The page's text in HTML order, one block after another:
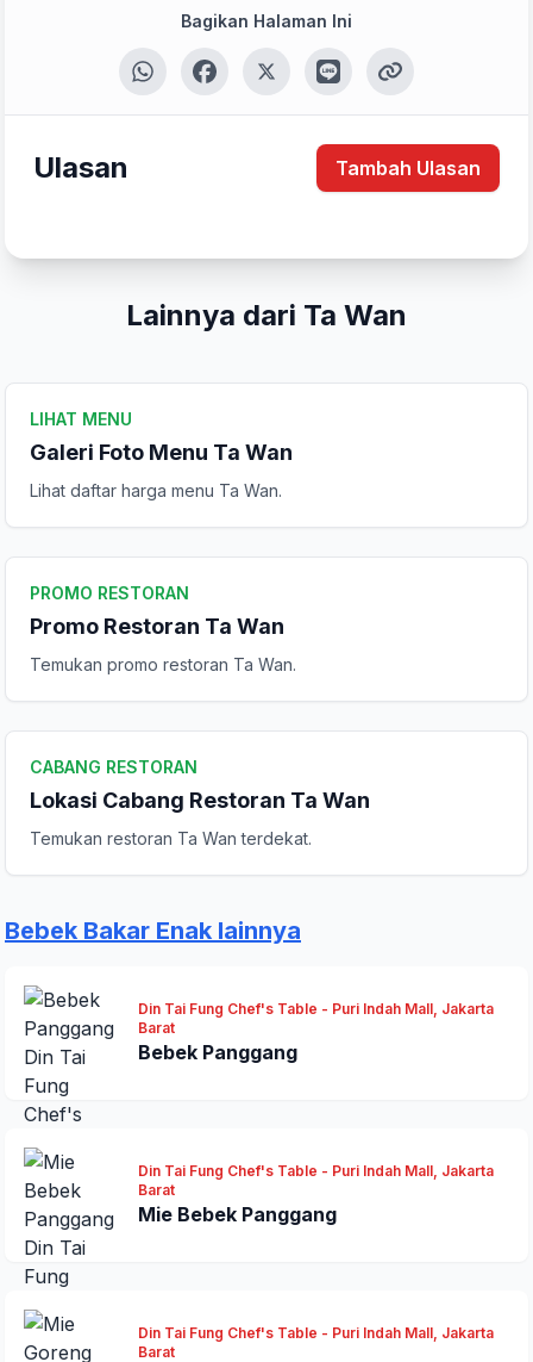
Bagikan Halaman Ini
Ulasan Tambah Ulasan
Lainnya dari Ta Wan
LIHAT MENU
Galeri Foto Menu Ta Wan
Lihat daftar harga menu Ta Wan.
PROMO RESTORAN
Promo Restoran Ta Wan
Temukan promo restoran Ta Wan.
CABANG RESTORAN
Lokasi Cabang Restoran Ta Wan
Temukan restoran Ta Wan terdekat.
Bebek Bakar Enak lainnya
Din Tai Fung Chef's Table - Puri Indah Mall, Jakarta
Barat
Bebek Panggang
Din Tai Fung Chef's Table - Puri Indah Mall, Jakarta
Barat
Mie Bebek Panggang
Din Tai Fung Chef's Table - Puri Indah Mall, Jakarta
Barat
Tulis Ulasan
Komentar Anda
Kirim Ulasan